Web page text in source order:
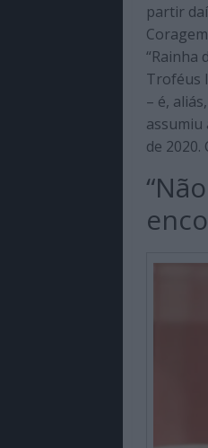
partir
“Rainha
Troféus
– é,
assumiu
de